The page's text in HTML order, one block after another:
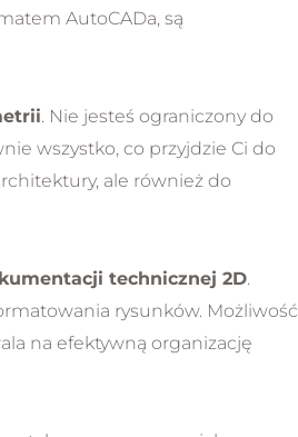
AutoCADa, są
. Nie jesteś ograniczony do
wszystko, co przyjdzie Ci do
ale również do
technicznej 2D.
rysunków. Możliwość
na efektywną organizację